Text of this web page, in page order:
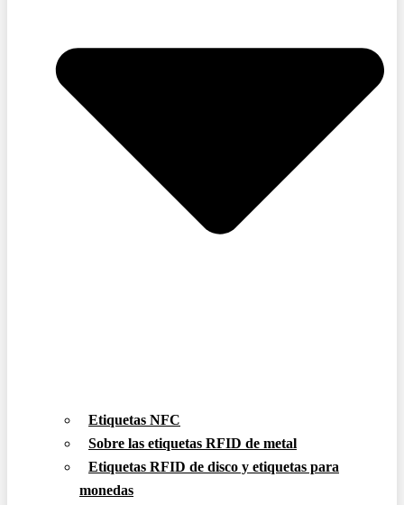
Etiquetas NFC
Sobre las etiquetas RFID de metal
Etiquetas RFID de disco y etiquetas para
monedas